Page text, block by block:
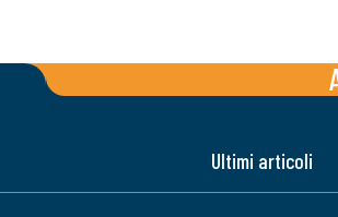
Ultimi articoli